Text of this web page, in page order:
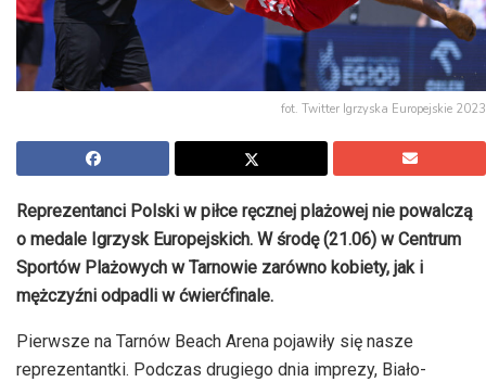
fot. Twitter Igrzyska Europejskie 2023
Reprezentanci Polski w piłce ręcznej plażowej nie powalczą
o medale Igrzysk Europejskich. W środę (21.06) w Centrum
Sportów Plażowych w Tarnowie zarówno kobiety, jak i
mężczyźni odpadli w ćwierćfinale.
Pierwsze na Tarnów Beach Arena pojawiły się nasze
reprezentantki. Podczas drugiego dnia imprezy, Biało-